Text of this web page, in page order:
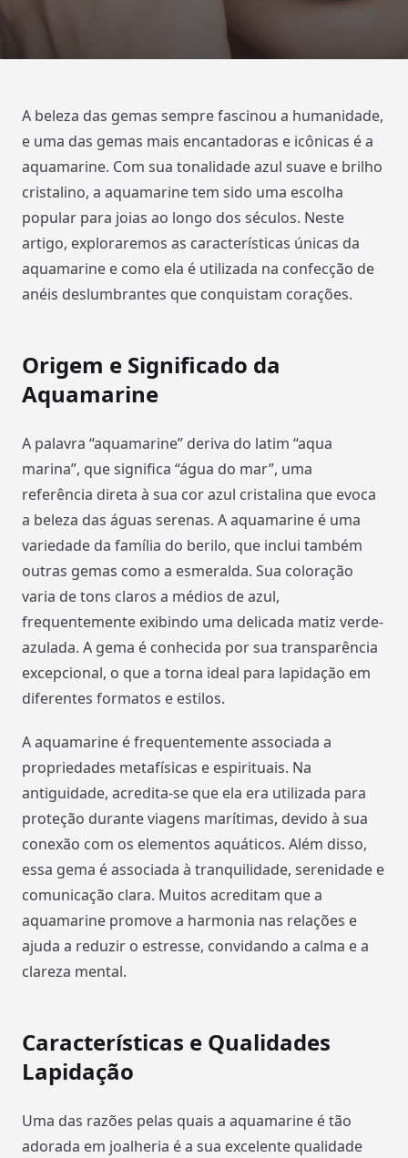
A beleza das gemas sempre fascinou a humanidade,
e uma das gemas mais encantadoras e icônicas é a
aquamarine. Com sua tonalidade azul suave e brilho
cristalino, a aquamarine tem sido uma escolha
popular para joias ao longo dos séculos. Neste
artigo, exploraremos as características únicas da
aquamarine e como ela é utilizada na confecção de
anéis deslumbrantes que conquistam corações.
Origem e Significado da
Aquamarine
A palavra “aquamarine” deriva do latim “aqua
marina”, que significa “água do mar”, uma
referência direta à sua cor azul cristalina que evoca
a beleza das águas serenas. A aquamarine é uma
variedade da família do berilo, que inclui também
outras gemas como a esmeralda. Sua coloração
varia de tons claros a médios de azul,
frequentemente exibindo uma delicada matiz verde-
azulada. A gema é conhecida por sua transparência
excepcional, o que a torna ideal para lapidação em
diferentes formatos e estilos.
A aquamarine é frequentemente associada a
propriedades metafísicas e espirituais. Na
antiguidade, acredita-se que ela era utilizada para
proteção durante viagens marítimas, devido à sua
conexão com os elementos aquáticos. Além disso,
essa gema é associada à tranquilidade, serenidade e
comunicação clara. Muitos acreditam que a
aquamarine promove a harmonia nas relações e
ajuda a reduzir o estresse, convidando a calma e a
clareza mental.
Características e Qualidades
Lapidação
Uma das razões pelas quais a aquamarine é tão
adorada em joalheria é a sua excelente qualidade